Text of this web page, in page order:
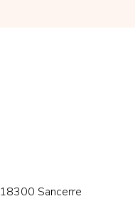
Sancerre